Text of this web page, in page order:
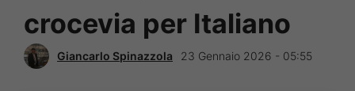
crocevia per Italiano
Giancarlo Spinazzola 23 Gennaio 2026 - 05:55